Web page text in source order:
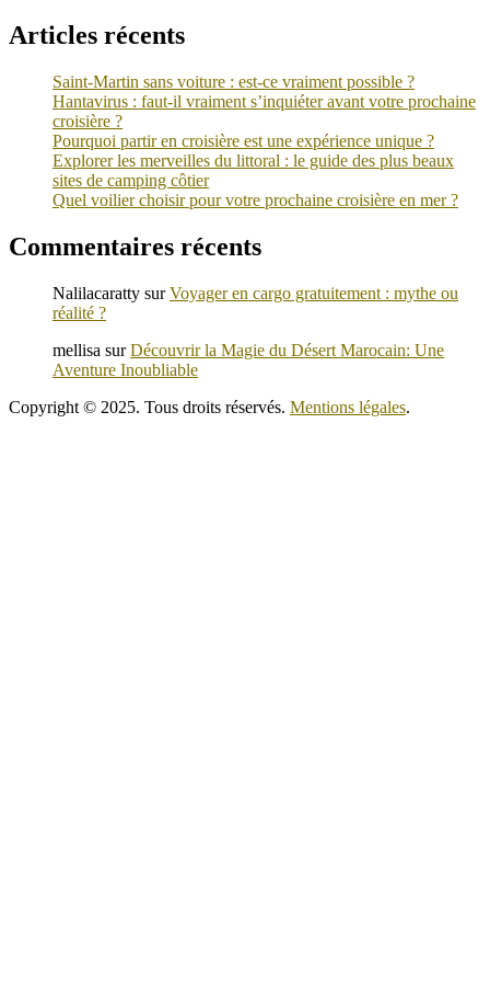
Articles récents
Saint-Martin sans voiture : est-ce vraiment possible ?
Hantavirus : faut-il vraiment s’inquiéter avant votre prochaine
croisière ?
Pourquoi partir en croisière est une expérience unique ?
Explorer les merveilles du littoral : le guide des plus beaux
sites de camping côtier
Quel voilier choisir pour votre prochaine croisière en mer ?
Commentaires récents
Nalilacaratty surVoyager en cargo gratuitement : mythe ou
réalité ?
mellisa surDécouvrir la Magie du Désert Marocain: Une
Aventure Inoubliable
Copyright © 2025. Tous droits réservés. Mentions légales.